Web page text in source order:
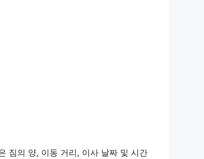
짐의 양, 이동 거리, 이사 날짜 및 시간